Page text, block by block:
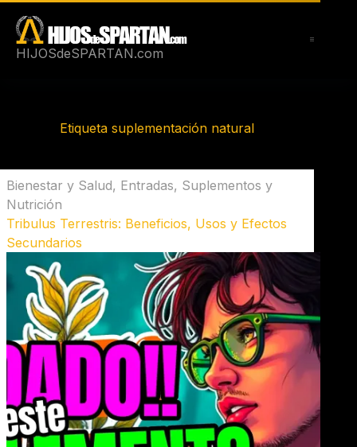
contenido
HIJOSdeSPARTAN.com
Etiqueta suplementación natural
Bienestar y Salud, Entradas, Suplementos y
Nutrición
Tribulus Terrestris: Beneficios, Usos y Efectos
Secundarios